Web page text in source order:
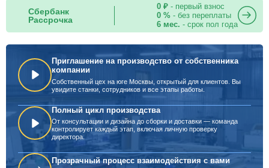
Сбербанк
Рассрочка
0 ₽- первый взнос
0 %- без переплаты
6 мес. - срок пол года
Приглашение на производство от собственника
компании
Собственный цех на юге Москвы, открытый для клиентов. Вы
увидите станки, сотрудников и все этапы работы.
Полный цикл производства
От консультации и дизайна до сборки и доставки — команда
контролирует каждый этап, включая личную проверку
директора.
Прозрачный процесс взаимодействия с вами